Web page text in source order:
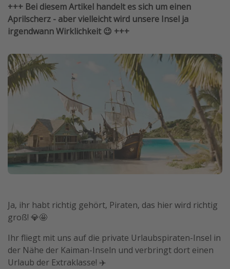
Reise Journal
Familienurlaub in der Türkei
Bahnreisen in der Schweiz
Reisepassfreie Reiseziele
Travel Know How
Silvesterreisen
Last Minute Urlaub Mallorca
Last Minute Urlaub Deutschland
+++ Bei diesem Artikel handelt es sich um einen
Aprilscherz - aber vielleicht wird unsere Insel ja
irgendwann Wirklichkeit 😉 +++
Ja, ihr habt richtig gehört, Piraten, das hier wird richtig
groß! 💎🤩
Ihr fliegt mit uns auf die private Urlaubspiraten-Insel in
der Nähe der Kaiman-Inseln und verbringt dort einen
Urlaub der Extraklasse! ✈️